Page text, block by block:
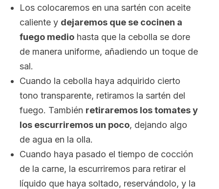
Los colocaremos en una sartén con aceite
caliente y dejaremos que se cocinen a
fuego medio hasta que la cebolla se dore
de manera uniforme, añadiendo un toque de
sal.
Cuando la cebolla haya adquirido cierto
tono transparente, retiramos la sartén del
fuego. También retiraremos los tomates y
los escurriremos un poco, dejando algo
de agua en la olla.
Cuando haya pasado el tiempo de cocción
de la carne, la escurriremos para retirar el
líquido que haya soltado, reservándolo, y la